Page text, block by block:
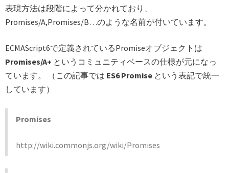
表現方法は段階によって分かれており、
Promises/A,Promises/B…のような名前が付いています。
ECMAScript6で定義されているPromiseオブジェクトは
Promises/A+ というコミュニティベースの仕様が元になっ
ています。 （この記事では ES6 Promise という表記で統一
しています）
Promises
http://wiki.commonjs.org/wiki/Promises